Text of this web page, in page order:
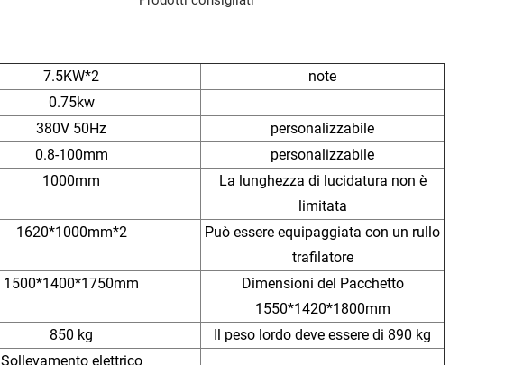
7.5KW*2
note
0.75kw
380V 50Hz
personalizzabile
0.8-100mm
personalizzabile
1000mm
La lunghezza di lucidatura non è
limitata
1620*1000mm*2
Può essere equipaggiata con un rullo
trafilatore
1500*1400*1750mm
Dimensioni del Pacchetto
1550*1420*1800mm
850 kg
Il peso lordo deve essere di 890 kg
Sollevamento elettrico